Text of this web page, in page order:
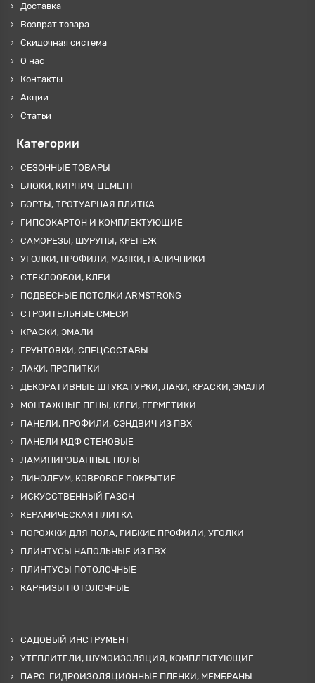
Доставка
Возврат товара
Скидочная система
О нас
Контакты
Акции
Статьи
Категории
СЕЗОННЫЕ ТОВАРЫ
БЛОКИ, КИРПИЧ, ЦЕМЕНТ
БОРТЫ, ТРОТУАРНАЯ ПЛИТКА
ГИПСОКАРТОН И КОМПЛЕКТУЮЩИЕ
САМОРЕЗЫ, ШУРУПЫ, КРЕПЕЖ
УГОЛКИ, ПРОФИЛИ, МАЯКИ, НАЛИЧНИКИ
СТЕКЛООБОИ, КЛЕИ
ПОДВЕСНЫЕ ПОТОЛКИ ARMSTRONG
СТРОИТЕЛЬНЫЕ СМЕСИ
КРАСКИ, ЭМАЛИ
ГРУНТОВКИ, СПЕЦСОСТАВЫ
ЛАКИ, ПРОПИТКИ
ДЕКОРАТИВНЫЕ ШТУКАТУРКИ, ЛАКИ, КРАСКИ, ЭМАЛИ
МОНТАЖНЫЕ ПЕНЫ, КЛЕИ, ГЕРМЕТИКИ
ПАНЕЛИ, ПРОФИЛИ, СЭНДВИЧ ИЗ ПВХ
ПАНЕЛИ МДФ СТЕНОВЫЕ
ЛАМИНИРОВАННЫЕ ПОЛЫ
ЛИНОЛЕУМ, КОВРОВОЕ ПОКРЫТИЕ
ИСКУССТВЕННЫЙ ГАЗОН
КЕРАМИЧЕСКАЯ ПЛИТКА
ПОРОЖКИ ДЛЯ ПОЛА, ГИБКИЕ ПРОФИЛИ, УГОЛКИ
ПЛИНТУСЫ НАПОЛЬНЫЕ ИЗ ПВХ
ПЛИНТУСЫ ПОТОЛОЧНЫЕ
КАРНИЗЫ ПОТОЛОЧНЫЕ
САДОВЫЙ ИНСТРУМЕНТ
УТЕПЛИТЕЛИ, ШУМОИЗОЛЯЦИЯ, КОМПЛЕКТУЮЩИЕ
ПАРО-ГИДРОИЗОЛЯЦИОННЫЕ ПЛЕНКИ, МЕМБРАНЫ